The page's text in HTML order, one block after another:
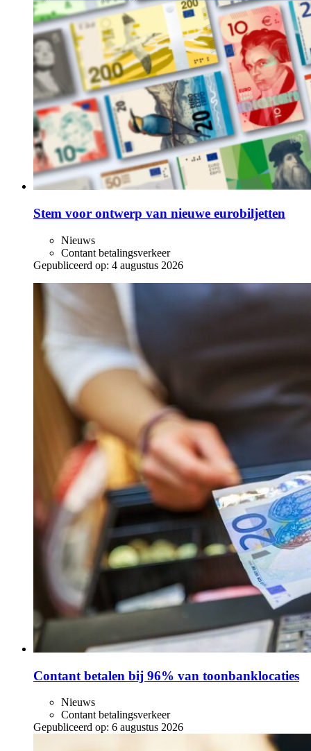
Stem voor ontwerp van nieuwe eurobiljetten
Nieuws
Contant betalingsverkeer
Gepubliceerd op: 4 augustus 2026
Contant betalen bij 96% van toonbanklocaties
Nieuws
Contant betalingsverkeer
Gepubliceerd op: 6 augustus 2026